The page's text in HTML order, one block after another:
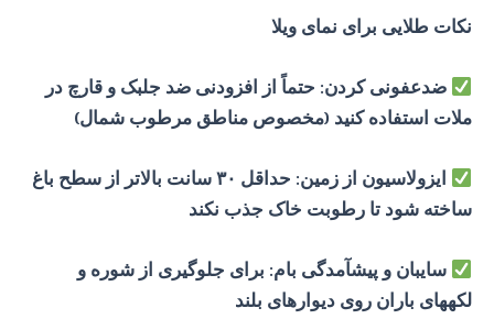
نکات طلایی برای نمای ویلا
ضدعفونی کردن: حتماً از افزودنی ضد جلبک و قارچ در
ملات استفاده کنید (مخصوص مناطق مرطوب شمال)
ایزولاسیون از زمین: حداقل ۳۰ سانت بالاتر از سطح باغ
ساخته شود تا رطوبت خاک جذب نکند
سایبان و پیشآمدگی بام: برای جلوگیری از شوره و
لکههای باران روی دیوارهای بلند